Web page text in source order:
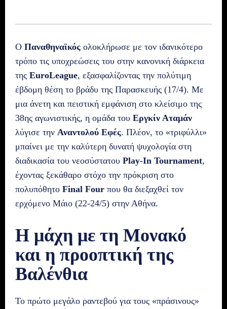
Ο Παναθηναϊκός ολοκλήρωσε με τον ιδανικότερο
τρόπο τις υποχρεώσεις του στην κανονική διάρκεια
της EuroLeague, εξασφαλίζοντας την πολύτιμη
έβδομη θέση το βράδυ της Παρασκευής (17/4). Με
μια άνετη και πειστική εμφάνιση στο κλείσιμο της
38ης αγωνιστικής, η ομάδα του Εργκίν Αταμάν
λύγισε την Αναντολού Εφές. Πλέον, το «τριφύλλι»
μπαίνει με την καλύτερη δυνατή ψυχολογία στη
διαδικασία του νεοσύστατου Play-In Tournament,
έχοντας ξεκάθαρο στόχο την πρόκριση στο
πολυπόθητο Final Four που θα διεξαχθεί τον
ερχόμενο Μάιο (22-24/5) στην Αθήνα.
Η μάχη με τη Μονακό
και η προοπτική της
Βαλένθια
Το πρώτο μεγάλο ραντεβού για τους «πράσινους»